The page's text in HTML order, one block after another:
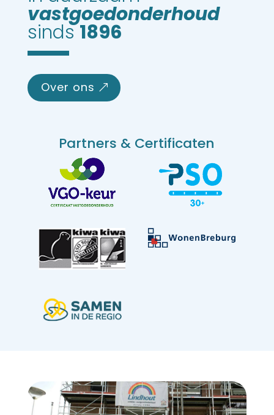
vastgoedonderhoud
sinds 1896
over ons
Partners & Certificaten